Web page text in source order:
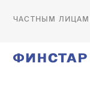
ЧАСТНЫМ ЛИЦАМ